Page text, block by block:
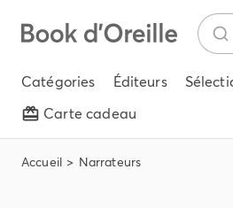
Catégories Éditeurs
Carte cadeau
Accueil Narrateurs